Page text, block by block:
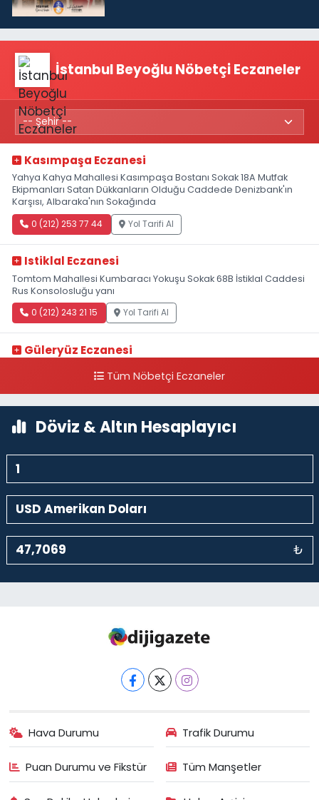
İstanbul Beyoğlu Nöbetçi Eczaneler
Kasımpaşa Eczanesi
Yahya Kahya Mahallesi Kasımpaşa Bostanı Sokak 18A Mutfak
Ekipmanları Satan Dükkanların Olduğu Caddede Denizbank'ın
Karşısı, Albaraka'nın Sokağında
0 (212) 253 77 44 Yol Tarifi Al
Istiklal Eczanesi
Tomtom Mahallesi Kumbaracı Yokuşu Sokak 68B İstiklal Caddesi
Rus Konsolosluğu yanı
0 (212) 243 21 15 Yol Tarifi Al
Güleryüz Eczanesi
kalaycıbahçe Meydana DoğruTüm Nöbetçi Eczaneler
Döviz & Altın Hesaplayıcı
₺
Hava Durumu Trafik Durumu
Puan Durumu ve Fikstür Tüm Manşetler